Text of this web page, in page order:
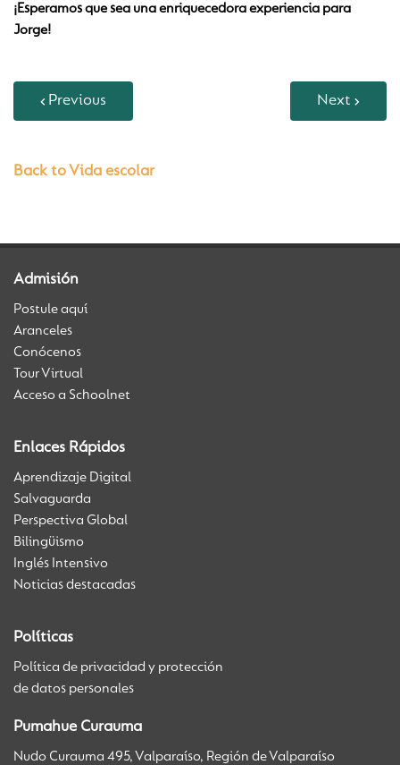
¡Esperamos que sea una enriquecedora experiencia para
Jorge!
Previous Next
Back to Vida escolar
Admisión
Postule aquí
Aranceles
Conócenos
Tour Virtual
Acceso a Schoolnet
Enlaces Rápidos
Aprendizaje Digital
Salvaguarda
Perspectiva Global
Bilingüismo
Inglés Intensivo
Noticias destacadas
Políticas
Política de privacidad y protección
de datos personales
Pumahue Curauma
Nudo Curauma 495, Valparaíso, Región de Valparaíso